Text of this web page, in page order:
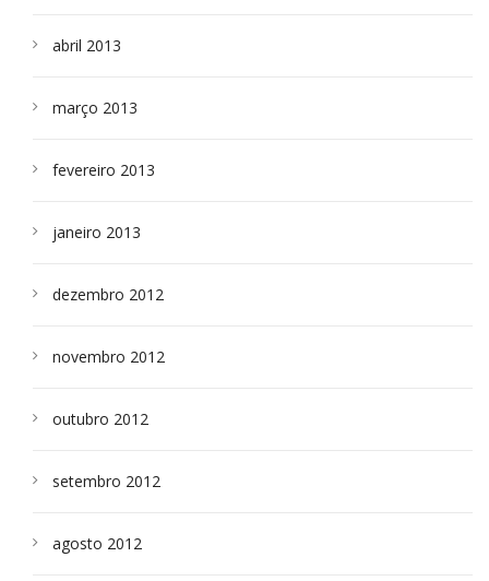
abril 2013
março 2013
fevereiro 2013
janeiro 2013
dezembro 2012
novembro 2012
outubro 2012
setembro 2012
agosto 2012